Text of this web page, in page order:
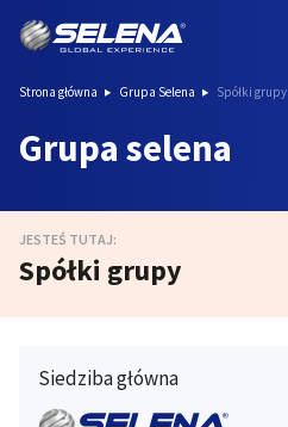
Strona główna Grupa Selena Spółki grupy
Grupa selena
JESTEŚ TUTAJ:
Spółki grupy
Siedziba główna